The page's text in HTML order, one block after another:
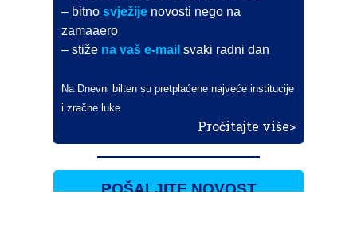
– bitnosvježije novosti nego na
zamaaero
– stiže na vaš e-mail svaki radni dan
Na Dnevni bilten su pretplaćene najveće institucije
i zračne luke
Pročitajte više>
POŠALJITE NOVOST